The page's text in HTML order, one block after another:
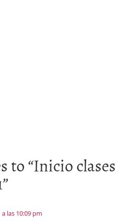
to “Inicio clases
”
las 10:09 pm